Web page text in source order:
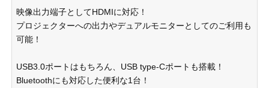
映像出力端子としてHDMIに対応！
プロジェクターへの出力やデュアルモニターとしてのご利用も
可能！
USB3.0ポートはもちろん、USB type-Cポートも搭載！
Bluetoothにも対応した便利な1台！